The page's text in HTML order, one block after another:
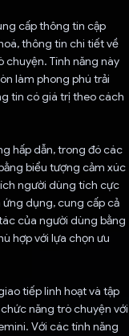
cấp thông tin cập
thông tin chi tiết về
Tính năng này
làm phong phú trải
tin có giá trị theo cách
hấp dẫn, trong đó các
biểu tượng cảm xúc
người dùng tích cực
dụng, cung cấp cả
của người dùng bằng
hợp với lựa chọn ưu
tiếp linh hoạt và tập
năng trò chuyện với
Với các tính năng